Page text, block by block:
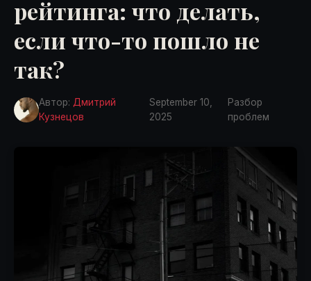
рейтинга: что делать,
если что-то пошло не
так?
Автор: Дмитрий
Кузнецов
September 10,
2025
Разбор
проблем